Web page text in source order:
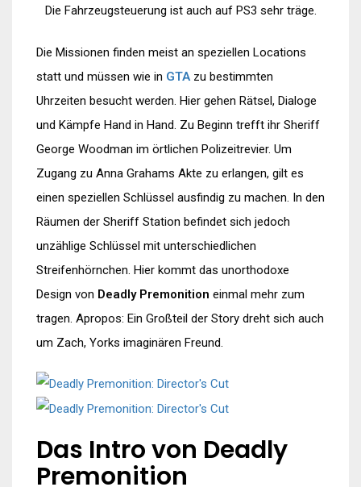
Die Fahrzeugsteuerung ist auch auf PS3 sehr träge.
Die Missionen finden meist an speziellen Locations
statt und müssen wie in GTA zu bestimmten
Uhrzeiten besucht werden. Hier gehen Rätsel, Dialoge
und Kämpfe Hand in Hand. Zu Beginn trefft ihr Sheriff
George Woodman im örtlichen Polizeitrevier. Um
Zugang zu Anna Grahams Akte zu erlangen, gilt es
einen speziellen Schlüssel ausfindig zu machen. In den
Räumen der Sheriff Station befindet sich jedoch
unzählige Schlüssel mit unterschiedlichen
Streifenhörnchen. Hier kommt das unorthodoxe
Design von Deadly Premonition einmal mehr zum
tragen. Apropos: Ein Großteil der Story dreht sich auch
um Zach, Yorks imaginären Freund.
Das Intro von Deadly
Premonition